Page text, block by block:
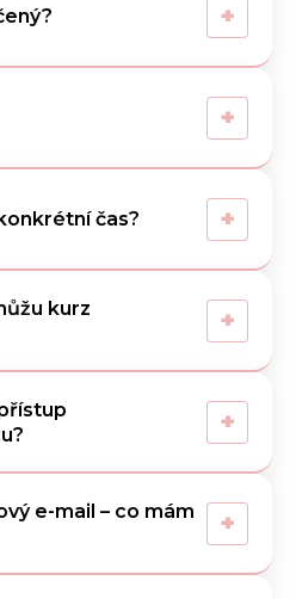
+
+
čas? +
kurz
+
+
e-mail – co mám
+